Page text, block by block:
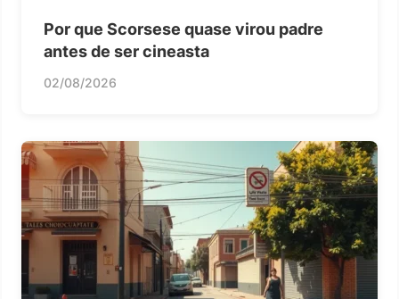
Por que Scorsese quase virou padre
antes de ser cineasta
02/08/2026